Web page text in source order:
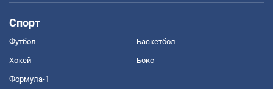
Спорт
Футбол Баскетбол
Хокей Бокс
Формула-1